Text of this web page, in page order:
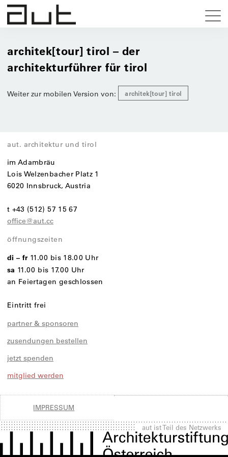
architek[tour] tirol – der
architekturführer für tirol
Weiter zur mobilen Version von: architek[tour] tirol
aut. architektur und tirol
im Adambräu
Lois Welzenbacher Platz 1
6020 Innsbruck, Austria
t +43 (512) 57 15 67
office@aut.cc
öffnungszeiten
di – fr 11.00 bis 18.00 Uhr
sa 11.00 bis 17.00 Uhr
an Feiertagen geschlossen
Eintritt frei
partner & sponsoren
zusendungen bestellen
jetzt spenden
mitglied werden
IMPRESSUM
aut ist Teil des Netzwerks